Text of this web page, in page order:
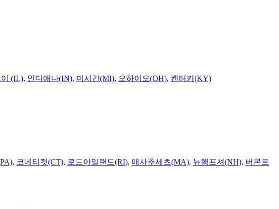
(IL), 인디애나(IN), 미시간(MI), 오하이오(OH), 켄터키(KY)
, 코네티컷(CT), 로드아일랜드(RI), 매사추세츠(MA), 뉴햄프셔(NH), 버몬트